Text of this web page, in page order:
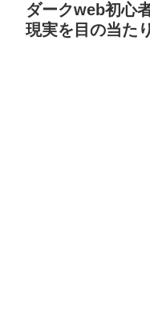
ダークweb初心
現実を目の当た